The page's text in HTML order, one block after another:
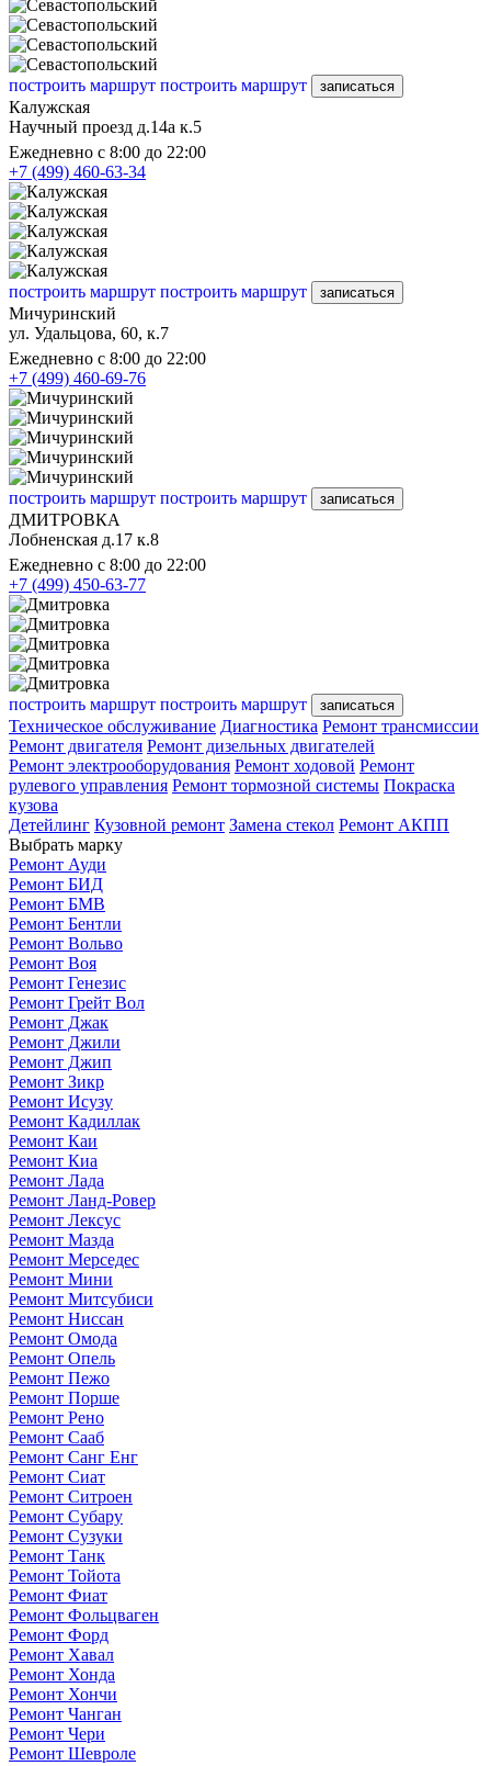
построить маршрут построить маршрут записаться
Калужская
Научный проезд д.14а к.5
Ежедневно с 8:00 до 22:00
+7 (499) 460-63-34
построить маршрут построить маршрут записаться
Мичуринский
ул. Удальцова, 60, к.7
Ежедневно с 8:00 до 22:00
+7 (499) 460-69-76
построить маршрут построить маршрут записаться
ДМИТРОВКА
Лобненская д.17 к.8
Ежедневно с 8:00 до 22:00
+7 (499) 450-63-77
построить маршрут построить маршрут записаться
Техническое обслуживание Диагностика Ремонт трансмиссии
Ремонт двигателя Ремонт дизельных двигателей
Ремонт электрооборудования Ремонт ходовой Ремонт
рулевого управления Ремонт тормозной системы Покраска
кузова
Детейлинг Кузовной ремонт Замена стекол Ремонт АКПП
Выбрать марку
Ремонт Ауди
Ремонт БИД
Ремонт БМВ
Ремонт Бентли
Ремонт Вольво
Ремонт Воя
Ремонт Генезис
Ремонт Грейт Вол
Ремонт Джак
Ремонт Джили
Ремонт Джип
Ремонт Зикр
Ремонт Исузу
Ремонт Кадиллак
Ремонт Каи
Ремонт Киа
Ремонт Лада
Ремонт Ланд-Ровер
Ремонт Лексус
Ремонт Мазда
Ремонт Мерседес
Ремонт Мини
Ремонт Митсубиси
Ремонт Ниссан
Ремонт Омода
Ремонт Опель
Ремонт Пежо
Ремонт Порше
Ремонт Рено
Ремонт Сааб
Ремонт Санг Енг
Ремонт Сиат
Ремонт Ситроен
Ремонт Субару
Ремонт Сузуки
Ремонт Танк
Ремонт Тойота
Ремонт Фиат
Ремонт Фольцваген
Ремонт Форд
Ремонт Хавал
Ремонт Хонда
Ремонт Хончи
Ремонт Чанган
Ремонт Чери
Ремонт Шевроле